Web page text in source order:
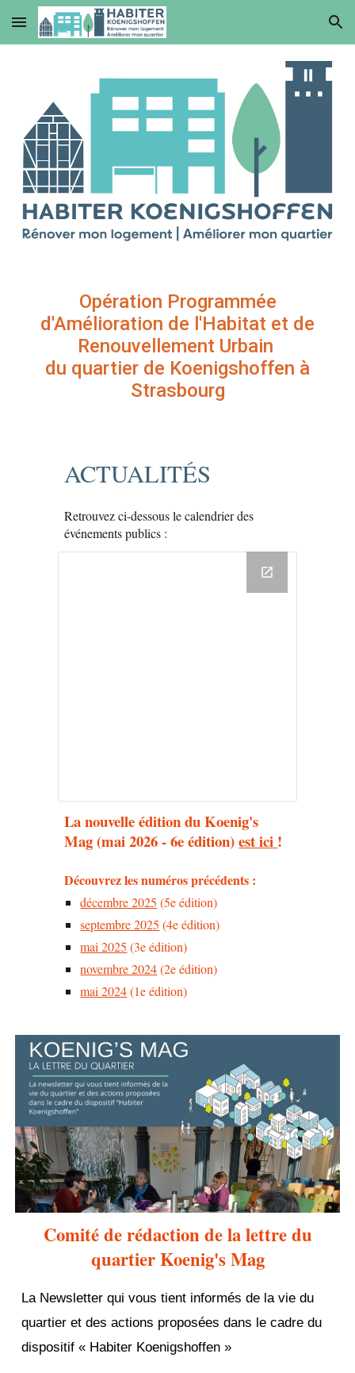
Skip to main content Skip to navigation
Opération Programmée
d'Amélioration de l'Habitat et de
Renouvellement Urbain
du quartier de Koenigshoffen à
Strasbourg
ACTUALITÉS
Retrouvez ci-dessous le calendrier des
événements publics :
La nouvelle édition du Koenig's
Mag (mai 2026 - 6e édition)est ici !
Découvrez les numéros précédents :
décembre 2025 (5e édition)
septembre2025 (4e édition)
mai 2025 (3e édition)
novembre 2024(2e édition)
mai 2024(1e édition)
Comité de rédaction de la lettre du
quartier Koenig's Mag
La Newsletter qui vous tient informés de la vie du
quartier et des actions proposées dans le cadre du
dispositif « Habiter Koenigshoffen »